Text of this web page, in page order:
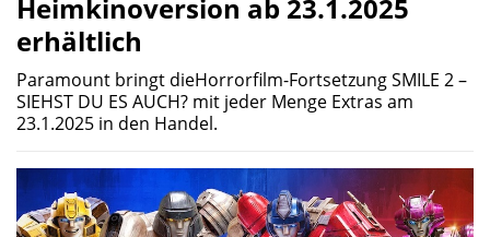
Heimkinoversion ab 23.1.2025
erhältlich
Paramount bringt dieHorrorfilm-Fortsetzung SMILE 2 –
SIEHST DU ES AUCH? mit jeder Menge Extras am
23.1.2025 in den Handel.